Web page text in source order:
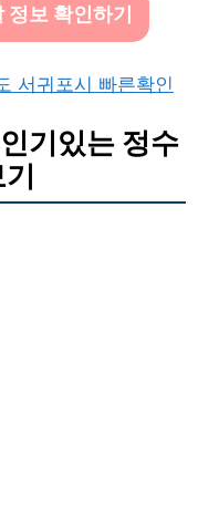
보 확인하기
서귀포시 빠른확인
기있는 정수